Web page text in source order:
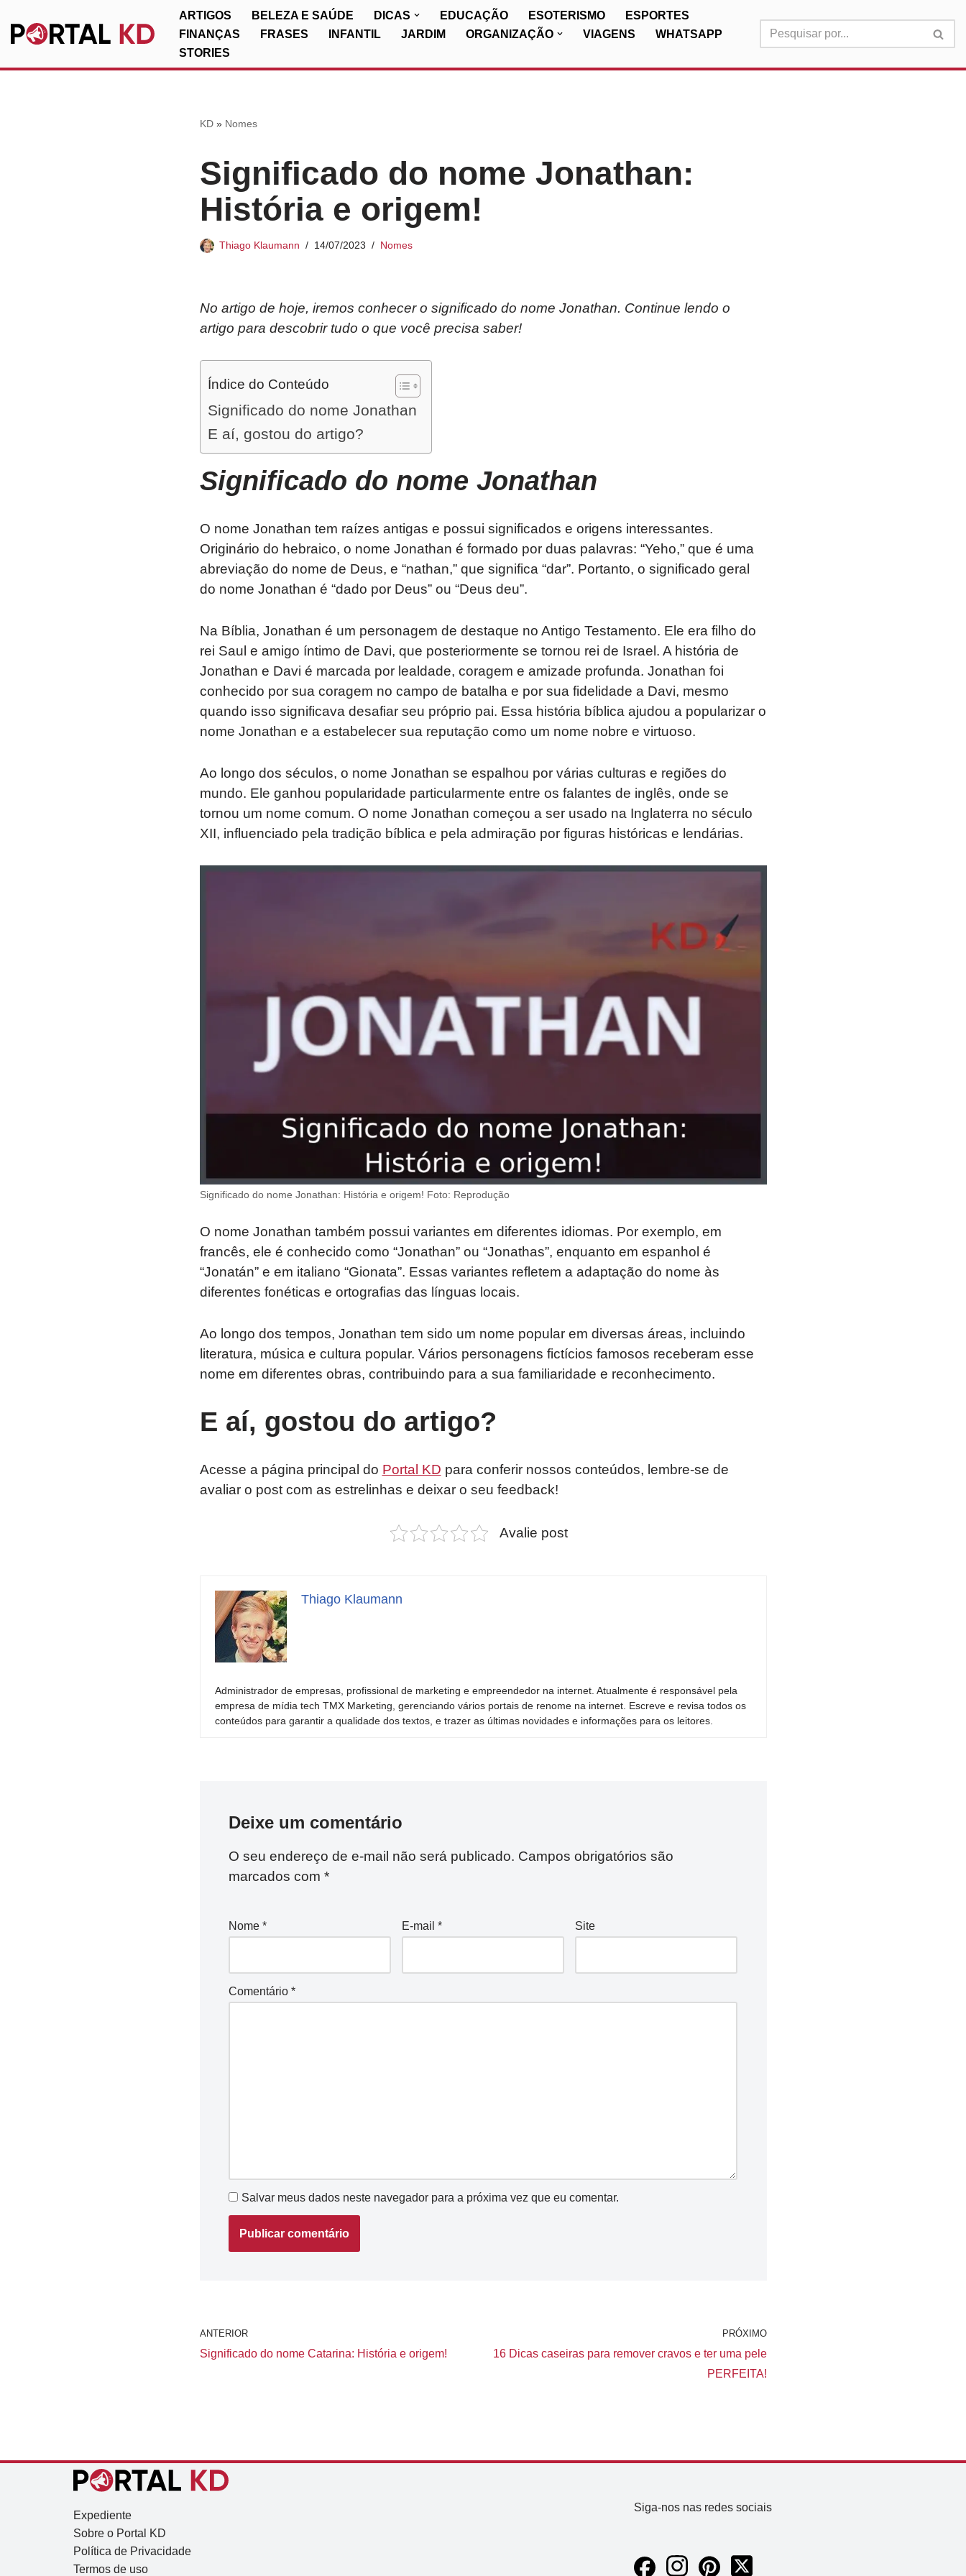
Pular
ARTIGOS BELEZA E SAÚDE DICAS EDUCAÇÃO ESOTERISMO
ESPORTES
FINANÇAS
FRASES INFANTIL JARDIM ORGANIZAÇÃO VIAGENS
WHATSAPP
STORIES
KD» Nomes
Significado do nome Jonathan:
História e origem!
Thiago Klaumann 14/07/2023 Nomes
No artigo de hoje, iremos conhecer o significado do nome Jonathan. Continue lendo o
artigo para descobrir tudo o que você precisa saber!
Índice do Conteúdo
Significado do nome Jonathan
E aí, gostou do artigo?
Significado do nome Jonathan
O nome Jonathan tem raízes antigas e possui significados e origens interessantes.
Originário do hebraico, o nome Jonathan é formado por duas palavras: “Yeho,” que é uma
abreviação do nome de Deus, e “nathan,” que significa “dar”. Portanto, o significado geral
do nome Jonathan é “dado por Deus” ou “Deus deu”.
Na Bíblia, Jonathan é um personagem de destaque no Antigo Testamento. Ele era filho do
rei Saul e amigo íntimo de Davi, que posteriormente se tornou rei de Israel. A história de
Jonathan e Davi é marcada por lealdade, coragem e amizade profunda. Jonathan foi
conhecido por sua coragem no campo de batalha e por sua fidelidade a Davi, mesmo
quando isso significava desafiar seu próprio pai. Essa história bíblica ajudou a popularizar o
nome Jonathan e a estabelecer sua reputação como um nome nobre e virtuoso.
Ao longo dos séculos, o nome Jonathan se espalhou por várias culturas e regiões do
mundo. Ele ganhou popularidade particularmente entre os falantes de inglês, onde se
tornou um nome comum. O nome Jonathan começou a ser usado na Inglaterra no século
XII, influenciado pela tradição bíblica e pela admiração por figuras históricas e lendárias.
Significado do nome Jonathan: História e origem! Foto: Reprodução
O nome Jonathan também possui variantes em diferentes idiomas. Por exemplo, em
francês, ele é conhecido como “Jonathan” ou “Jonathas”, enquanto em espanhol é
“Jonatán” e em italiano “Gionata”. Essas variantes refletem a adaptação do nome às
diferentes fonéticas e ortografias das línguas locais.
Ao longo dos tempos, Jonathan tem sido um nome popular em diversas áreas, incluindo
literatura, música e cultura popular. Vários personagens fictícios famosos receberam esse
nome em diferentes obras, contribuindo para a sua familiaridade e reconhecimento.
E aí, gostou do artigo?
Acesse a página principal do Portal KD para conferir nossos conteúdos, lembre-se de
avaliar o post com as estrelinhas e deixar o seu feedback!
Avalie post
Thiago Klaumann
Administrador de empresas, profissional de marketing e empreendedor na internet. Atualmente é responsável pela
empresa de mídia tech TMX Marketing, gerenciando vários portais de renome na internet. Escreve e revisa todos os
conteúdos para garantir a qualidade dos textos, e trazer as últimas novidades e informações para os leitores.
Deixe um comentário
O seu endereço de e-mail não será publicado. Campos obrigatórios são
marcados com *
Nome * E-mail * Site
Comentário *
Salvar meus dados neste navegador para a próxima vez que eu comentar.
ANTERIOR
Significado do nome Catarina: História e origem!
PRÓXIMO
16 Dicas caseiras para remover cravos e ter uma pele
PERFEITA!
Expediente
Sobre o Portal KD
Política de Privacidade
Termos de uso
Siga-nos nas redes sociais